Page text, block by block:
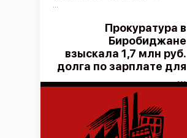
Прокуратура в
Биробиджане
взыскала 1,7 млн руб.
долга по зарплате для
...